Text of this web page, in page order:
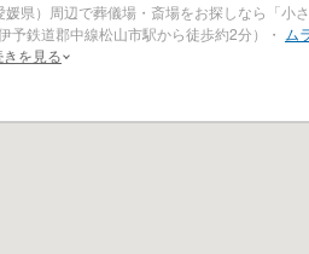
県）周辺で葬儀場・斎場をお探しなら「
伊予鉄道郡中線松山市駅から徒歩約2分）・ ム
きを見る